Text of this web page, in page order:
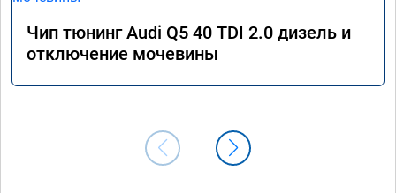
Чип тюнинг Audi Q5 40 TDI 2.0 дизель и
отключение мочевины